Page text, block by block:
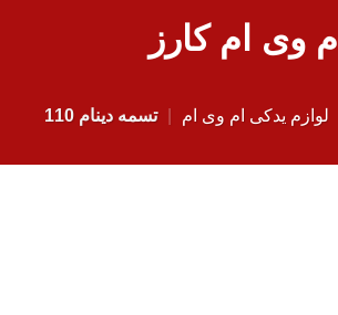
ام وی ام کارز
لوازم یدکی ام وی ام تسمه دینام 110